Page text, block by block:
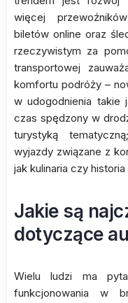
więcej
biletów online oraz
rzeczywistym za
transportowej
komfortu podróży –
w udogodnienia takie
czas spędzony w
turystyką
wyjazdy związane z
jak kulinaria czy historia
Jakie są
dotyczące
Wielu ludzi ma
funkcjonowania w